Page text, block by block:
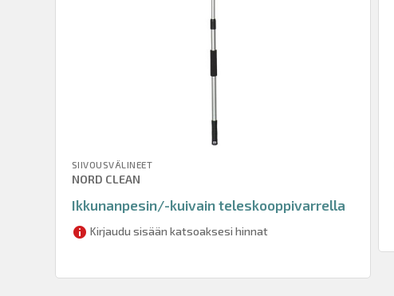
SIIVOUSVÄLINEET
NORD CLEAN
Ikkunanpesin/-kuivain teleskooppivarrella
Kirjaudu sisään katsoaksesi hinnat